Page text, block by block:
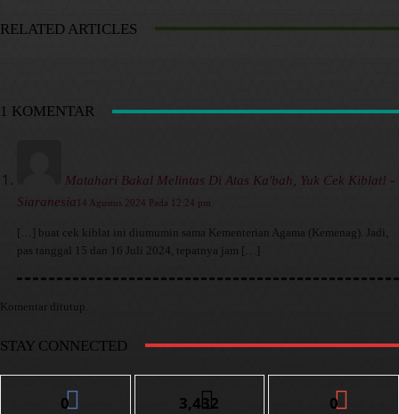
RELATED ARTICLES
1 KOMENTAR
Matahari Bakal Melintas Di Atas Ka'bah, Yuk Cek Kiblat! -
Siaranesia 14 Agustus 2024 Pada 12:24 pm
[…] buat cek kiblat ini diumumin sama Kementerian Agama (Kemenag). Jadi,
pas tanggal 15 dan 16 Juli 2024, tepatnya jam […]
Komentar ditutup.
STAY CONNECTED
0 3,432 0